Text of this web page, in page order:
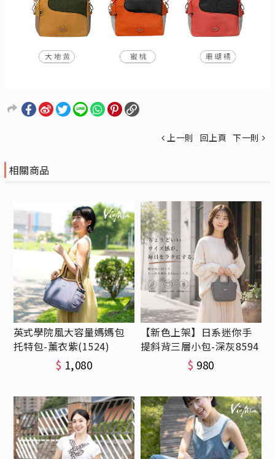
上一則 回上頁 下一則
相關商品
英式學院風大容量媽媽包
托特包-薰衣紫(1524)
$ 1,080
【新色上架】日系迷你手
提斜背三層小包-深灰8594
$ 980